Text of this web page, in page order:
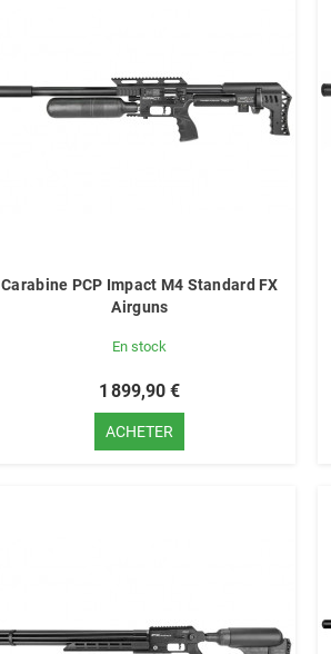
Carabine PCP Impact M4 Standard FX
Airguns
En stock
1 899,90 €
ACHETER